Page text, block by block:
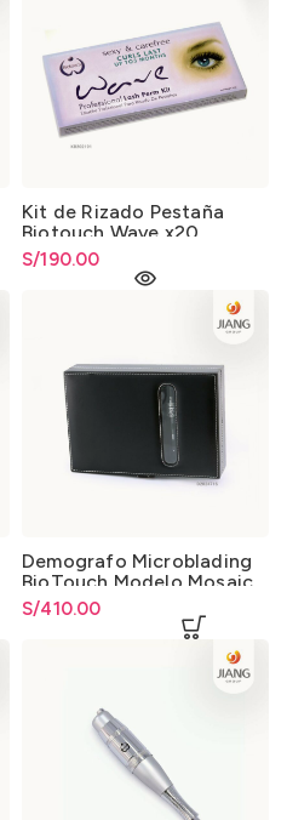
Kit de Rizado Pestaña
Biotouch Wave x20
S/190.00
Demografo Microblading
BioTouch Modelo Mosaic
con Pedal
S/410.00